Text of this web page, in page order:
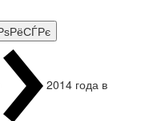
2014 года в